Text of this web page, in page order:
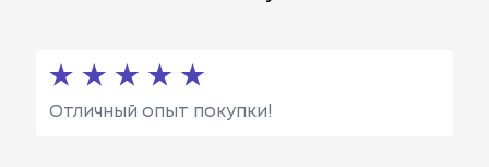
Отличный опыт покупки!